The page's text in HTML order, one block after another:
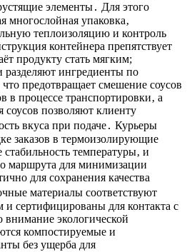
элементы․ Для этого
многослойная упаковка‚
теплоизоляцию и контроль
контейнера препятствует
продукту стать мягким;
разделяют ингредиенты по
предотвращает смешение соусов
в процессе транспортировки‚ а
соусов позволяют клиенту
вкуса при подаче․ Курьеры
заказов в термоизолирующие
температуры‚ и
маршрута для минимизации
для сохранения качества
материалы соответствуют
и сертифицированы для контакта с
экологической
компостируемые и
без ущерба для